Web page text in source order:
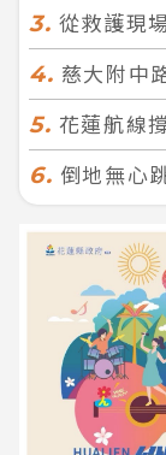
3. 從救護現場到
4. 慈大附中路跑
5. 花蓮航線撐不住
6. 倒地無心跳狂壓